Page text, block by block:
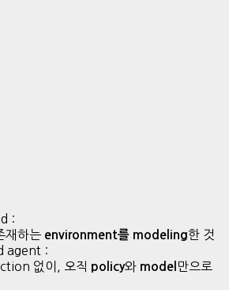
:
재하는 environment를 modeling한 것
agent :
없이, 오직 policy와 model 만으로